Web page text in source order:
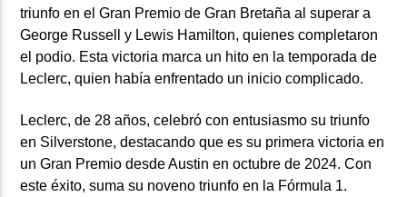
triunfo en el Gran Premio de Gran Bretaña al superar a
George Russell y Lewis Hamilton, quienes completaron
el podio. Esta victoria marca un hito en la temporada de
Leclerc, quien había enfrentado un inicio complicado.
Leclerc, de 28 años, celebró con entusiasmo su triunfo
en Silverstone, destacando que es su primera victoria en
un Gran Premio desde Austin en octubre de 2024. Con
este éxito, suma su noveno triunfo en la Fórmula 1.